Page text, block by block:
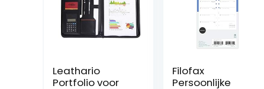
Leathario
Portfolio voor
Filofax
Persoonlijke